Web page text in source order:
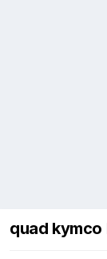
quad kymco